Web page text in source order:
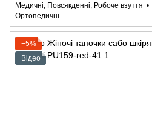
Медичні, Повсякденні, Робоче взуття
Ортопедичні
−5%
Відео